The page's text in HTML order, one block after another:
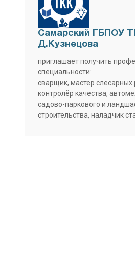
Самарский ГБПОУ
Д.Кузнецова
приглашает получить
специальности:
сварщик, мастер слесарных
контролёр качества,
садово-паркового и
строительства, наладчик